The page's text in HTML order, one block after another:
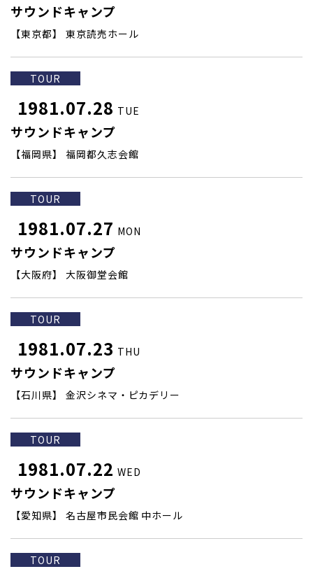
サウンドキャンプ
【東京都】 東京読売ホール
TOUR
1981.07.28 TUE
サウンドキャンプ
【福岡県】 福岡都久志会館
TOUR
1981.07.27 MON
サウンドキャンプ
【大阪府】 大阪御堂会館
TOUR
1981.07.23 THU
サウンドキャンプ
【石川県】 金沢シネマ・ピカデリー
TOUR
1981.07.22 WED
サウンドキャンプ
【愛知県】 名古屋市民会館 中ホール
TOUR